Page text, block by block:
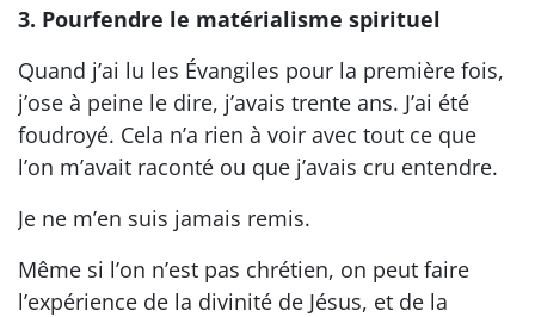
3. Pourfendre le matérialisme spirituel
Quand j’ai lu les Évangiles pour la première fois,
j’ose à peine le dire, j’avais trente ans. J’ai été
foudroyé. Cela n’a rien à voir avec tout ce que
l’on m’avait raconté ou que j’avais cru entendre.
Je ne m’en suis jamais remis.
Même si l’on n’est pas chrétien, on peut faire
l’expérience de la divinité de Jésus, et de la